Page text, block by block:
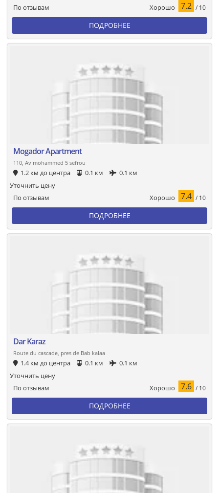
По отзывам Хорошо 7.2 / 10
ПОДРОБНЕЕ
Mogador Apartment
110, Av mohammed 5 sefrou
1.2 км до центра 0.1 км 0.1 км
По отзывам Хорошо 7.4 / 10
Уточнить цену
ПОДРОБНЕЕ
Dar Karaz
Route du cascade, pres de Bab kalaa
1.4 км до центра 0.1 км 0.1 км
По отзывам Хорошо 7.6 / 10
Уточнить цену
ПОДРОБНЕЕ